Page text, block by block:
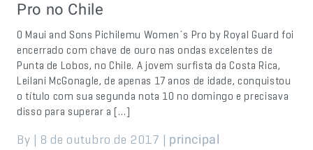
Pro no Chile
O Maui and Sons Pichilemu Women´s Pro by Royal Guard foi
encerrado com chave de ouro nas ondas excelentes de
Punta de Lobos, no Chile. A jovem surfista da Costa Rica,
Leilani McGonagle, de apenas 17 anos de idade, conquistou
o título com sua segunda nota 10 no domingo e precisava
disso para superar a […]
By | 8 de outubro de 2017 | principal